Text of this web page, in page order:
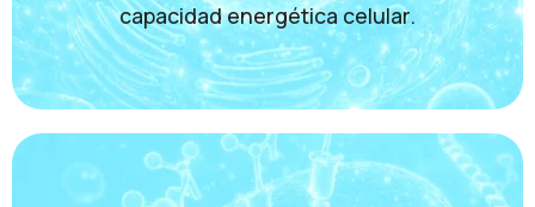
capacidad energética celular.